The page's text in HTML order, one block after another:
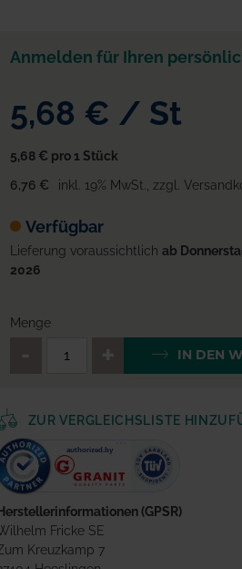
Anmelden für Ihren
5,68 € / St
5,68 € pro 1 Stück
6,76 €
inkl. 19% MwSt. zzgl.
Verfügbar
Lieferung voraussichtlich ab
2026
Menge
IN DEN
ZUR VERGLEICHSLISTE
Herstellerinformationen (GPSR)
Fricke SE
Kreuzkamp 7